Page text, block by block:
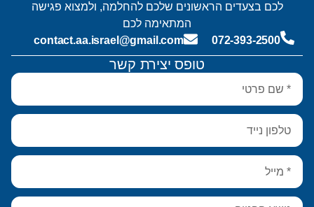
טופס יצירת קשר
לכם בצעדים הראשונים שלכם להחלמה, ולמצוא פגישה
המתאימה לכם
072-393-2500
contact.aa.israel@gmail.com